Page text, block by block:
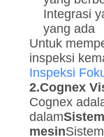
Integrasi
yang ada
Untuk
inspeksi
Inspeksi
2.Cognex
Cognex
dalam
mesin